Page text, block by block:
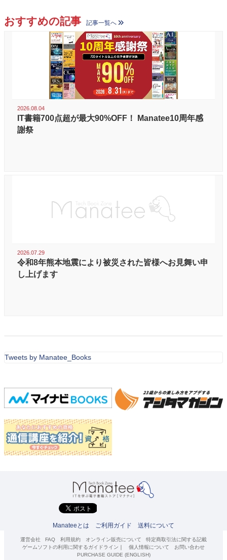
おすすめの記事 記事一覧へ
2026.08.04
IT書籍700点超が最大90%OFF！ Manatee10周年感
謝祭
2026.07.29
令和8年熊本地震により被災された皆様へお見舞い申
し上げます
Tweets by Manatee_Books
Manateeとは ご利用ガイド 送料について
運営会社 FAQ 利用規約 オンライン販売について
特定商取引法に関する記載
ゲームソフトの利用に関するガイドライン ｜ 個人情報について
お問い合わせ
PURCHASE GUIDE (ENGLISH)